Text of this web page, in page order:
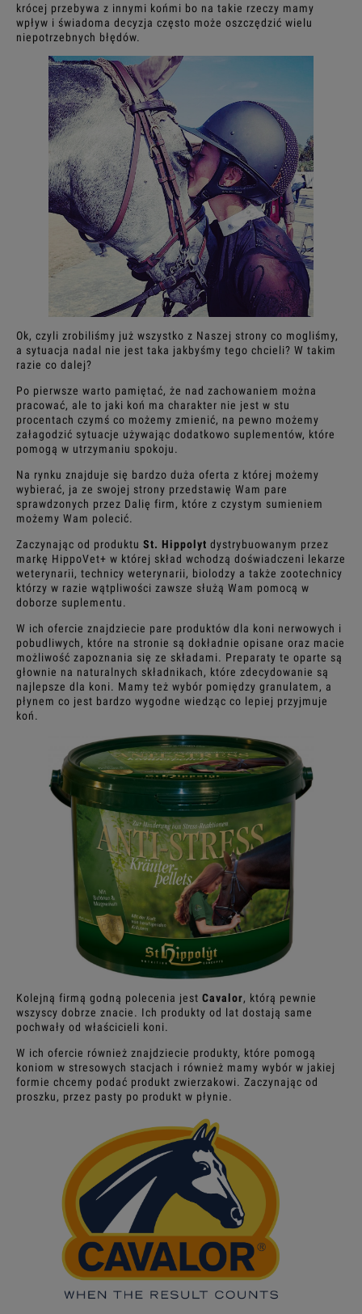
krócej przebywa z innymi końmi bo na takie rzeczy mamy
wpływ i świadoma decyzja często może oszczędzić wielu
niepotrzebnych błędów.
Ok, czyli zrobiliśmy już wszystko z Naszej strony co mogliśmy,
a sytuacja nadal nie jest taka jakbyśmy tego chcieli? W takim
razie co dalej?
Po pierwsze warto pamiętać, że nad zachowaniem można
pracować, ale to jaki koń ma charakter nie jest w stu
procentach czymś co możemy zmienić, na pewno możemy
załagodzić sytuacje używając dodatkowo suplementów, które
pomogą w utrzymaniu spokoju.
Na rynku znajduje się bardzo duża oferta z której możemy
wybierać, ja ze swojej strony przedstawię Wam pare
sprawdzonych przez Dalię firm, które z czystym sumieniem
możemy Wam polecić.
Zaczynając od produktu St. Hippolyt dystrybuowanym przez
markę HippoVet+ w której skład wchodzą doświadczeni lekarze
weterynarii, technicy weterynarii, biolodzy a także zootechnicy
którzy w razie wątpliwości zawsze służą Wam pomocą w
doborze suplementu.
W ich ofercie znajdziecie pare produktów dla koni nerwowych i
pobudliwych, które na stronie są dokładnie opisane oraz macie
możliwość zapoznania się ze składami. Preparaty te oparte są
głownie na naturalnych składnikach, które zdecydowanie są
najlepsze dla koni. Mamy też wybór pomiędzy granulatem, a
płynem co jest bardzo wygodne wiedząc co lepiej przyjmuje
koń.
Kolejną firmą godną polecenia jest Cavalor, którą pewnie
wszyscy dobrze znacie. Ich produkty od lat dostają same
pochwały od właścicieli koni.
W ich ofercie również znajdziecie produkty, które pomogą
koniom w stresowych stacjach i również mamy wybór w jakiej
formie chcemy podać produkt zwierzakowi. Zaczynając od
proszku, przez pasty po produkt w płynie.